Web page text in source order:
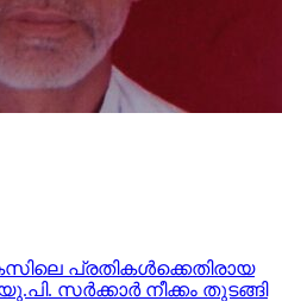
പ്രതികള്‍ക്കെതിരായ
സര്‍ക്കാര്‍ നീക്കം തുടങ്ങി